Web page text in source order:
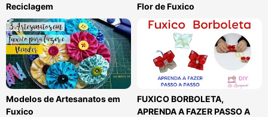
Reciclagem
Flor de Fuxico
Modelos de Artesanatos em
Fuxico
FUXICO BORBOLETA,
APRENDA A FAZER PASSO A